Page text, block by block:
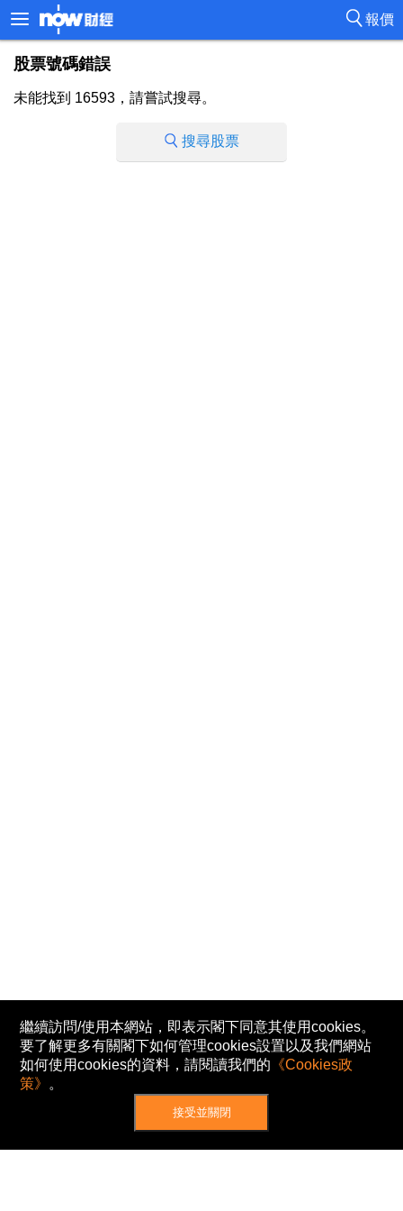
報價
股票號碼錯誤
未能找到 16593，請嘗試搜尋。
搜尋股票
繼續訪問/使用本網站，即表示閣下同意其使用cookies。
要了解更多有關閣下如何管理cookies設置以及我們網站
如何使用cookies的資料，請閱讀我們的 《Cookies政
策》 。
接受並關閉